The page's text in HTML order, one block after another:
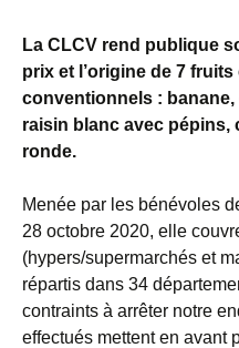
La CLCV rend publique
prix et l’origine de 7
conventionnels :
raisin blanc avec pépins,
ronde.
Menée par les bénévoles
28 octobre 2020, elle
(hypers/supermarchés et
répartis dans 34
contraints à arrêter notre
effectués mettent en avant